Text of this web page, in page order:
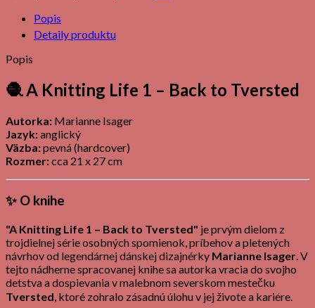
Popis
Detaily produktu
Popis
🧶 A Knitting Life 1 – Back to Tversted
Autorka: Marianne Isager
Jazyk:anglický
Väzba:pevná (hardcover)
Rozmer:cca 21 x 27 cm
✨ O knihe
"A Knitting Life 1 – Back to Tversted" je prvým dielom z
trojdielnej série osobných spomienok, príbehov a pletených
návrhov od legendárnej dánskej dizajnérky Marianne Isager. V
tejto nádherne spracovanej knihe sa autorka vracia do svojho
detstva a dospievania v malebnom severskom mestečku
Tversted, ktoré zohralo zásadnú úlohu v jej živote a kariére.